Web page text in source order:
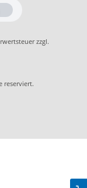
zzgl.
reserviert.